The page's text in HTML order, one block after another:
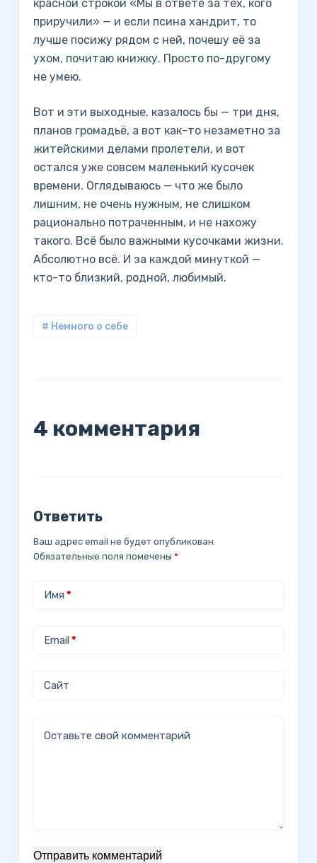
красной строкой «Мы в ответе за тех, кого
приручили» — и если псина хандрит, то
лучше посижу рядом с ней, почешу её за
ухом, почитаю книжку. Просто по-другому
не умею.
Вот и эти выходные, казалось бы — три дня,
планов громадьё, а вот как-то незаметно за
житейскими делами пролетели, и вот
остался уже совсем маленький кусочек
времени. Оглядываюсь — что же было
лишним, не очень нужным, не слишком
рационально потраченным, и не нахожу
такого. Всё было важными кусочками жизни.
Абсолютно всё. И за каждой минуткой —
кто-то близкий, родной, любимый.
# Немного о себе
4 комментария
Ответить
Ваш адрес email не будет опубликован.
Обязательные поля помечены *
Имя *
Email *
Сайт
Оставьте свой комментарий
Отправить комментарий